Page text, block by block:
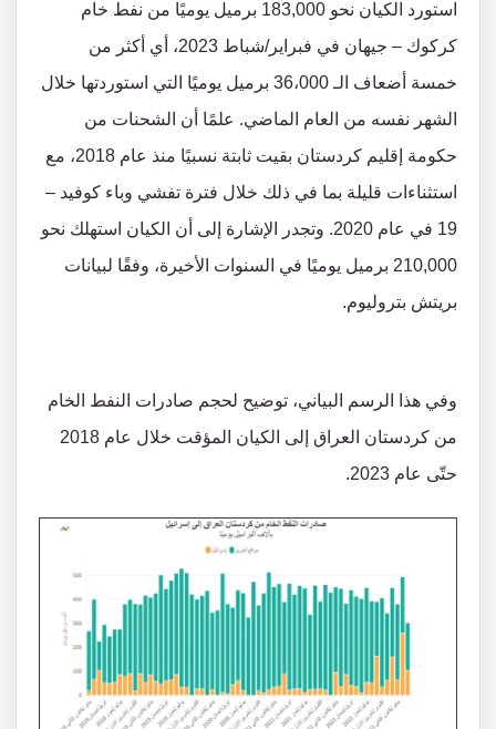
استورد الكيان نحو 183,000 برميل يوميًا من نفط خام
كركوك – جيهان في فبراير/شباط 2023، أي أكثر من
خمسة أضعاف الـ 36،000 برميل يوميًا التي استوردتها خلال
الشهر نفسه من العام الماضي. علمًا أن الشحنات من
حكومة إقليم كردستان بقيت ثابتة نسبيًا منذ عام 2018، مع
استثناءات قليلة بما في ذلك خلال فترة تفشي وباء كوفيد –
19 في عام 2020. وتجدر الإشارة إلى أن الكيان استهلك نحو
210,000 برميل يوميًا في السنوات الأخيرة، وفقًا لبيانات
بريتش بتروليوم.
وفي هذا الرسم البياني، توضيح لحجم صادرات النفط الخام
من كردستان العراق إلى الكيان المؤقت خلال عام 2018
حتّى عام 2023.